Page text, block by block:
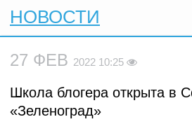
НОВОСТИ
27 ФЕВ 2022 10:25
Школа блогера открыта в
«Зеленоград»